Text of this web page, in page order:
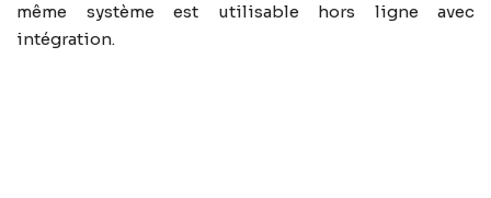
même système est utilisable hors ligne avec
intégration.